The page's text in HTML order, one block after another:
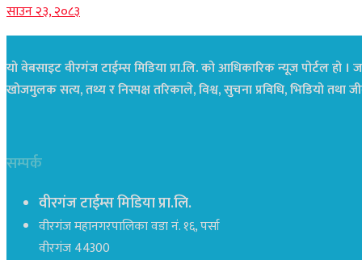
साउन २३, २०८३
यो वेबसाइट वीरगंज टाईम्स मिडिया प्रा.लि. को आधिकारिक न्यूज पोर्टल हो
खोजमुलक सत्य, तथ्य र निस्पक्ष तरिकाले, विश्व, सुचना प्रविधि, भिडियो
सम्पर्क
वीरगंज टाईम्स मिडिया प्रा.लि.
वीरगंज महानगरपालिका वडा नं. १६, पर्सा
वीरगंज 44300